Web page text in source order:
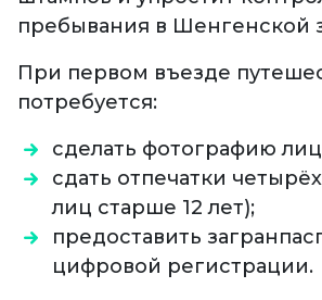
пребывания в Шенгенской
При первом въезде
потребуется:
сделать фотографию
сдать отпечатки
лиц старше 12 лет);
предоставить
цифровой регистрации.